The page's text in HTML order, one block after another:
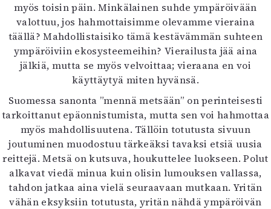
myös toisin päin. Minkälainen suhde ympäröivään
valottuu, jos hahmottaisimme olevamme vieraina
täällä? Mahdollistaisiko tämä kestävämmän suhteen
ympäröiviin ekosysteemeihin? Vierailusta jää aina
jälkiä, mutta se myös velvoittaa; vieraana en voi
käyttäytyä miten hyvänsä.
Suomessa sanonta ”mennä metsään” on perinteisesti
tarkoittanut epäonnistumista, mutta sen voi hahmottaa
myös mahdollisuutena. Tällöin totutusta sivuun
joutuminen muodostuu tärkeäksi tavaksi etsiä uusia
reittejä. Metsä on kutsuva, houkuttelee luokseen. Polut
alkavat viedä minua kuin olisin lumouksen vallassa,
tahdon jatkaa aina vielä seuraavaan mutkaan. Yritän
vähän eksyksiin totutusta, yritän nähdä ympäröivän